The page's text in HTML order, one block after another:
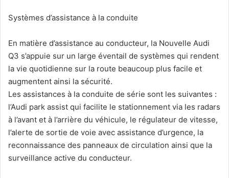
Systèmes d’assistance à la conduite
En matière d’assistance au conducteur, la Nouvelle Audi
Q3 s’appuie sur un large éventail de systèmes qui rendent
la vie quotidienne sur la route beaucoup plus facile et
augmentent ainsi la sécurité.
Les assistances à la conduite de série sont les suivantes :
l’Audi park assist qui facilite le stationnement via les radars
à l’avant et à l’arrière du véhicule, le régulateur de vitesse,
l’alerte de sortie de voie avec assistance d’urgence, la
reconnaissance des panneaux de circulation ainsi que la
surveillance active du conducteur.